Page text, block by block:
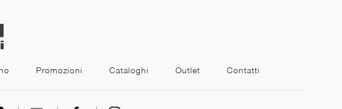
Promozioni Cataloghi Outlet Contatti